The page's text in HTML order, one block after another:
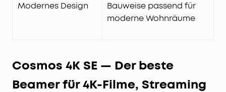
Modernes Design
Bauweise passend für
moderne Wohnräume
Cosmos 4K SE — Der beste
Beamer für 4K-Filme, Streaming